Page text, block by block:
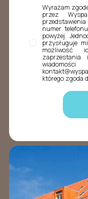
Wyrażam
przez
numer
powyżej.
przysługuje
możliwość
zaprzestania
którego zgoda